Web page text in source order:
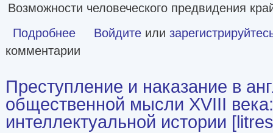
Возможности человеческого предвидения
Подробнее о Война, мир и книги
Войдите или
комментарии
Преступление и наказание в
общественной мысли XVIII
интеллектуальной истории